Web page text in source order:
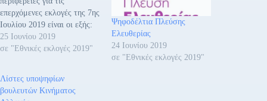
επερχόμενες εκλογές της 7ης
Ιουλίου 2019 είναι οι εξής:
Α΄ ΑΘΗΝΩΝ
ΑΔΑΜΟΠΟΥΛΟΣ
ΜΑΝΔΕΛΕΝΑΚΗ
ΘΕΟΦΑΝΩ του ΗΛΙΑ
25 Ιουνίου 2019
σε "Εθνικές εκλογές 2019"
Ψηφοδέλτια Πλεύσης
Ελευθερίας
24 Ιουνίου 2019
σε "Εθνικές εκλογές 2019"
Λίστες υποψηφίων
βουλευτών Κινήματος